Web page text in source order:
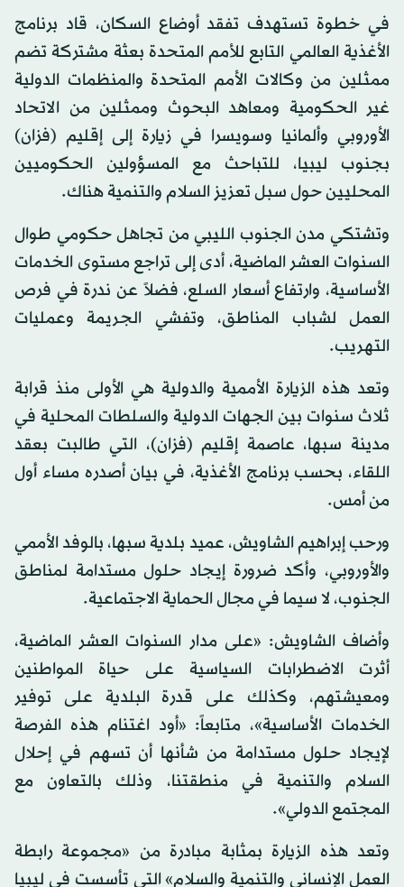
في خطوة تستهدف تفقد أوضاع السكان، قاد برنامج
الأغذية العالمي التابع للأمم المتحدة بعثة مشتركة تضم
ممثلين من وكالات الأمم المتحدة والمنظمات الدولية
غير الحكومية ومعاهد البحوث وممثلين من الاتحاد
الأوروبي وألمانيا وسويسرا في زيارة إلى إقليم (فزان)
بجنوب ليبيا، للتباحث مع المسؤولين الحكوميين
المحليين حول سبل تعزيز السلام والتنمية هناك.
وتشتكي مدن الجنوب الليبي من تجاهل حكومي طوال
السنوات العشر الماضية، أدى إلى تراجع مستوى الخدمات
الأساسية، وارتفاع أسعار السلع، فضلاً عن ندرة في فرص
العمل لشباب المناطق، وتفشي الجريمة وعمليات
التهريب.
وتعد هذه الزيارة الأممية والدولية هي الأولى منذ قرابة
ثلاث سنوات بين الجهات الدولية والسلطات المحلية في
مدينة سبها، عاصمة إقليم (فزان)، التي طالبت بعقد
اللقاء، بحسب برنامج الأغذية، في بيان أصدره مساء أول
من أمس.
ورحب إبراهيم الشاويش، عميد بلدية سبها، بالوفد الأممي
والأوروبي، وأكد ضرورة إيجاد حلول مستدامة لمناطق
الجنوب، لا سيما في مجال الحماية الاجتماعية.
وأضاف الشاويش: «على مدار السنوات العشر الماضية،
أثرت الاضطرابات السياسية على حياة المواطنين
ومعيشتهم، وكذلك على قدرة البلدية على توفير
الخدمات الأساسية»، متابعاً: «أود اغتنام هذه الفرصة
لإيجاد حلول مستدامة من شأنها أن تسهم في إحلال
السلام والتنمية في منطقتنا، وذلك بالتعاون مع
المجتمع الدولي».
وتعد هذه الزيارة بمثابة مبادرة من «مجموعة رابطة
العمل الإنساني والتنمية والسلام» التي تأسست في ليبيا